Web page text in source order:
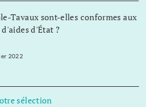
Tavaux sont-elles conformes aux
d'État ?
2022
sélection